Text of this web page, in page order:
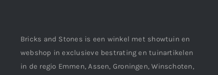
Bricks and Stones is een winkel met showtuin en
webshop in exclusieve bestrating en tuinartikelen
in de regio Emmen, Assen, Groningen, Winschoten,